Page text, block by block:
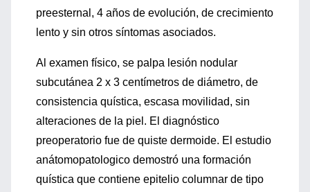
preesternal, 4 años de evolución, de crecimiento
lento y sin otros síntomas asociados.
Al examen físico, se palpa lesión nodular
subcutánea 2 x 3 centímetros de diámetro, de
consistencia quística, escasa movilidad, sin
alteraciones de la piel. El diagnóstico
preoperatorio fue de quiste dermoide. El estudio
anátomopatologico demostró una formación
quística que contiene epitelio columnar de tipo